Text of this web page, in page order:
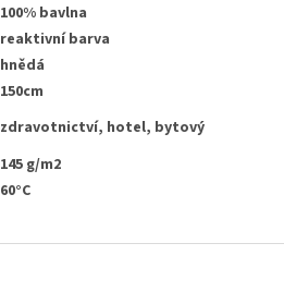
100% bavlna
reaktivní barva
hnědá
150cm
zdravotnictví, hotel, bytový
145 g/m2
60°C